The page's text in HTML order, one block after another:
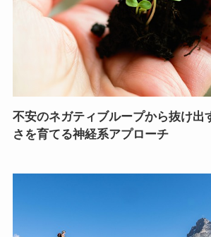
不安のネガティブループから抜け出
さを育てる神経系アプローチ